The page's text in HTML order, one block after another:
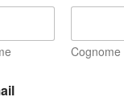
Cognome